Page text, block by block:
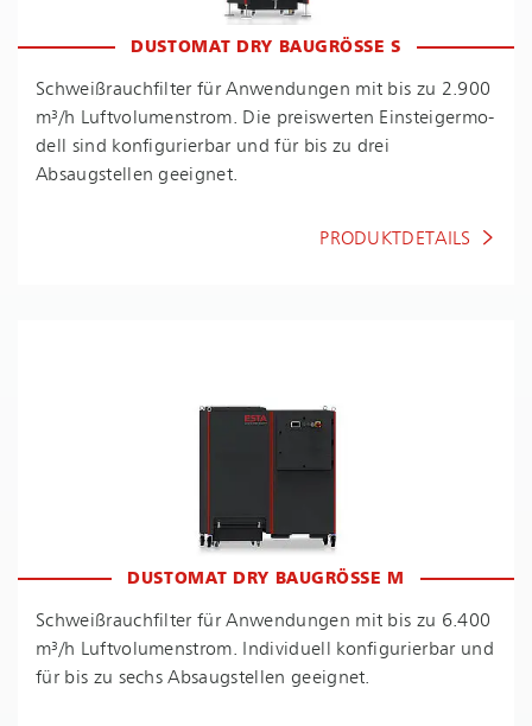
DUSTOMAT DRY BAUGRÖSSE S
Schwei­ßrauch­fil­ter für Anwendungen mit bis zu 2.900
m³/h Luft­vo­lu­men­strom. Die preiswerten Ein­stei­ger­mo­
dell sind konfigurierbar und für bis zu drei
Absaugstellen geeignet.
PRODUKTDETAILS
DUSTOMAT DRY BAUGRÖSSE M
Schwei­ßrauch­fil­ter für Anwendungen mit bis zu 6.400
m³/h Luft­vo­lu­men­strom. Individuell konfigurierbar und
für bis zu sechs Absaugstellen geeignet.